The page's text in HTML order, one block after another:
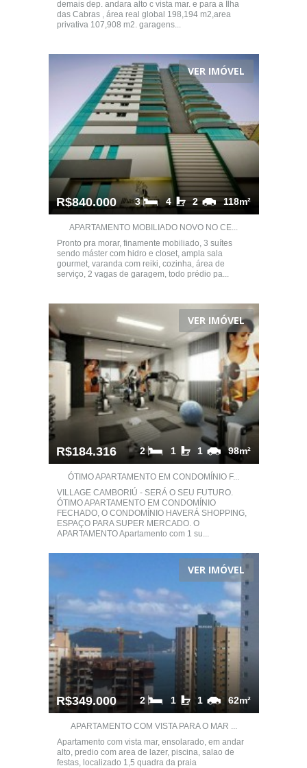
demais dep. andara alto c vista mar. e para a Ilha
das Cabras , área real global 198,194 m2,area
privativa 107,908 m2. garagens...
VER IMÓVEL
R$840.000 118m²
2
4
3
APARTAMENTO MOBILIADO NOVO NO CE...
Pronto pra morar, finamente mobiliado, 3 suítes
sendo máster com hidro e closet, ampla sala
gourmet, varanda com reiki, cozinha, área de
serviço, 2 vagas de garagem, todo prédio pa...
VER IMÓVEL
R$184.316 98m²
1
1
2
ÓTIMO APARTAMENTO EM CONDOMÍNIO F...
VILLAGE CAMBORIÚ - SERÁ O SEU FUTURO.
ÓTIMO APARTAMENTO EM CONDOMÍNIO
FECHADO, O CONDOMÍNIO HAVERÁ SHOPPING,
ESPAÇO PARA SUPER MERCADO. O
APARTAMENTO Apartamento com 1 su...
VER IMÓVEL
R$349.000 62m²
1
1
2
APARTAMENTO COM VISTA PARA O MAR ...
Apartamento com vista mar, ensolarado, em andar
alto, predio com area de lazer, piscina, salao de
festas, localizado 1,5 quadra da praia